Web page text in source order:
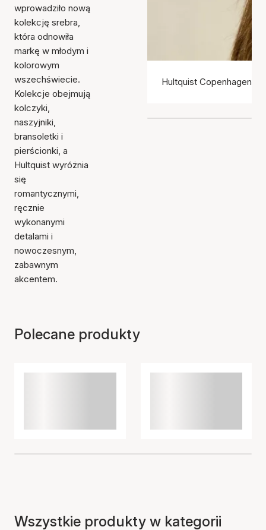
wprowadziło nową
kolekcję srebra,
która odnowiła
markę w młodym i
kolorowym
wszechświecie.
Kolekcje obejmują
kolczyki,
naszyjniki,
bransoletki i
pierścionki, a
Hultquist wyróżnia
się
romantycznymi,
ręcznie
wykonanymi
detalami i
nowoczesnym,
zabawnym
akcentem.
Hultquist Copenhagen
Polecane produkty
Wszystkie produkty w kategorii